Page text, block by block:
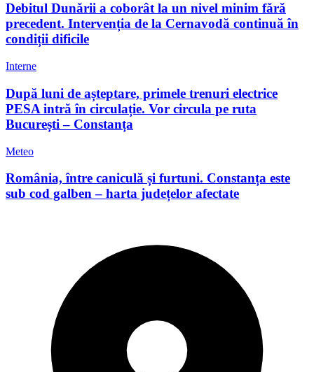
Debitul Dunării a coborât la un nivel minim fără
precedent. Intervenția de la Cernavodă continuă în
condiții dificile
Interne
După luni de așteptare, primele trenuri electrice
PESA intră în circulație. Vor circula pe ruta
București – Constanța
Meteo
România, între caniculă și furtuni. Constanța este
sub cod galben – harta județelor afectate